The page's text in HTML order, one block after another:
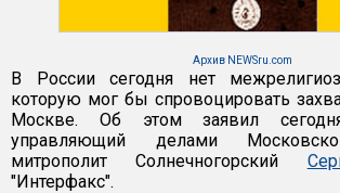
Архив NEWSru.com
В России сегодня нет
которую мог бы спровоцировать
Москве. Об этом заявил
управляющий делами
митрополит Солнечногорский
"Интерфакс".